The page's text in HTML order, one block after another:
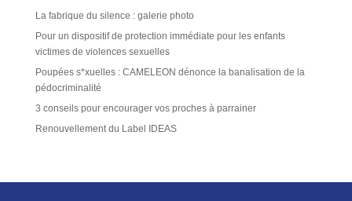
La fabrique du silence : galerie photo
Pour un dispositif de protection immédiate pour les enfants
victimes de violences sexuelles
Poupées s*xuelles : CAMELEON dénonce la banalisation de la
pédocriminalité
3 conseils pour encourager vos proches à parrainer
Renouvellement du Label IDEAS